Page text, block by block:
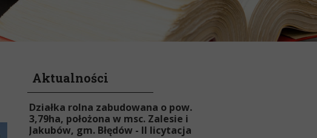
Działka rolna zabudowana o pow.
3,79ha, położona w msc. Zalesie i
Jakubów, gm. Błędów - II licytacja
Aktualności